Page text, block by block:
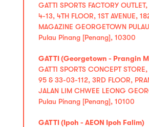
GATTI SPORTS FACTORY
4-13, 4TH FLOOR, 1ST AVENUE,
MAGAZINE GEORGETOWN
Pulau Pinang [Penang], 10300
GATTI (Georgetown - Prangin
GATTI SPORTS CONCEPT
95 & 33-03-112, 3RD FLOOR,
JALAN LIM CHWEE LEONG
Pulau Pinang [Penang], 10100
GATTI (Ipoh - AEON Ipoh Falim)